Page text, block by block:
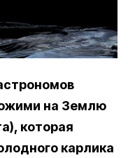
на Землю
которая
карлика